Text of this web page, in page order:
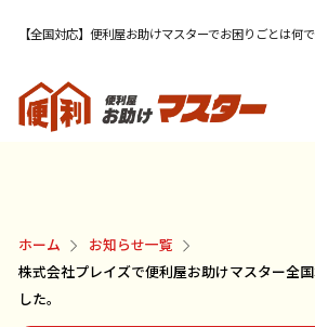
【全国対応】便利屋お助けマスターでお困りごとは何
ホーム
お知らせ一覧
株式会社プレイズで便利屋お助けマスター全
した。